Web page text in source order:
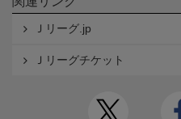
Ｊリーグ.jp
Ｊリーグチケット